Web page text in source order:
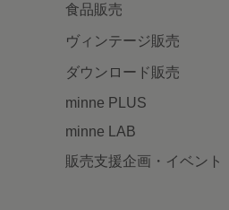
食品販売
ヴィンテージ販売
ダウンロード販売
minne PLUS
minne LAB
販売支援企画・イベント